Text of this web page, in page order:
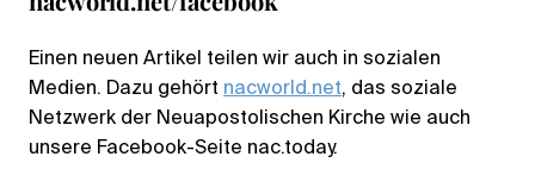
Einen neuen Artikel teilen wir auch in sozialen
Medien. Dazu gehört nacworld.net, das soziale
Netzwerk der Neuapostolischen Kirche wie auch
unsere Facebook-Seite nac.today.